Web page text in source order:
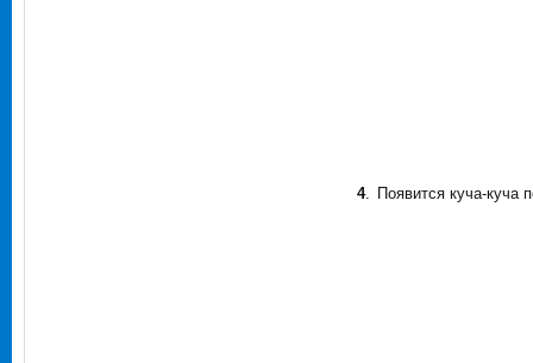
4. Появится куча-куча